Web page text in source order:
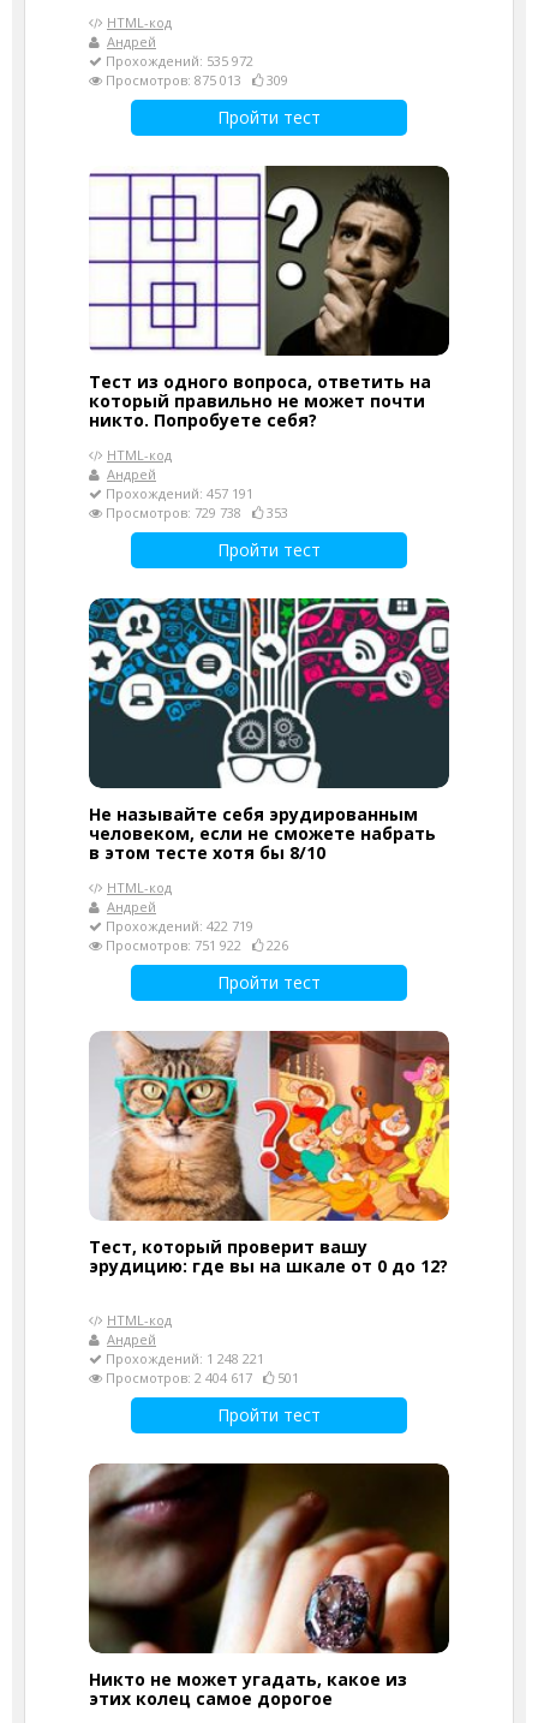
HTML-код
Андрей
Прохождений: 535 972
Просмотров: 875 013
309
Пройти тест
Тест из одного вопроса, ответить на
который правильно не может почти
никто. Попробуете себя?
HTML-код
Андрей
Прохождений: 457 191
Просмотров: 729 738
353
Пройти тест
Не называйте себя эрудированным
человеком, если не сможете набрать
в этом тесте хотя бы 8/10
HTML-код
Андрей
Прохождений: 422 719
Просмотров: 751 922
226
Пройти тест
Тест, который проверит вашу
эрудицию: где вы на шкале от 0 до 12?
HTML-код
Андрей
Прохождений: 1 248 221
Просмотров: 2 404 617
501
Пройти тест
Никто не может угадать, какое из
этих колец самое дорогое